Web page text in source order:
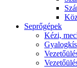
Seprőgépek
Kézi,